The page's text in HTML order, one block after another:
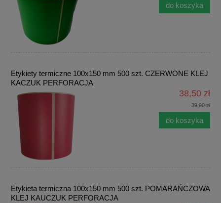
do koszyka
Etykiety termiczne 100x150 mm 500 szt. CZERWONE KLEJ
KACZUK PERFORACJA
38,50 zł
39,90 zł
do koszyka
Etykieta termiczna 100x150 mm 500 szt. POMARAŃCZOWA
KLEJ KAUCZUK PERFORACJA